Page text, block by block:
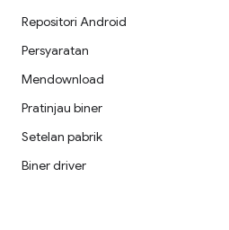
Repositori Android
Persyaratan
Mendownload
Pratinjau biner
Setelan pabrik
Biner driver